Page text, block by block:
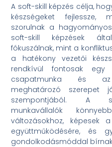
A soft-skill képzés célja,
készségeket fejlessze,
szorulnak a
soft-skill képzések
fókuszálnak, mint a
a hatékony vezetői
rendkívül fontosak
csapatmunka és az
meghatározó szerepet
szempontjából. A
munkavállalók
változásokhoz, képesek
együttműködésére, és
gondolkodásmóddal